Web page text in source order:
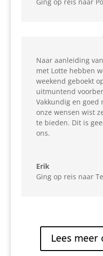
Ging op reis naar
Naar aanleiding
met Lotte hebben
weekend geboekt
uitmuntend
Vakkundig en
onze wensen wist
te bieden. Dit is
ons.
Erik
Ging op reis naar
Lees